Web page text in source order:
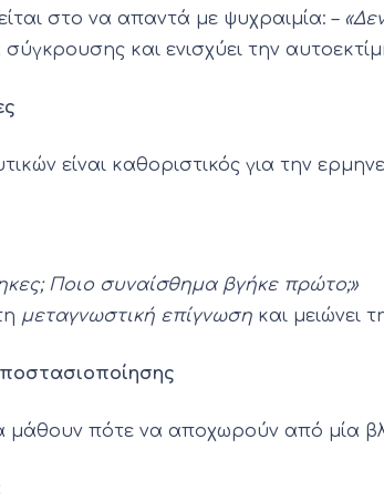
στο να απαντά με ψυχραιμία: –
και ενισχύει την
είναι καθοριστικός για την
Ποιο συναίσθημα βγήκε πρώτο;»
μεταγνωστική επίγνωση και μειώνει
πότε να αποχωρούν από μία